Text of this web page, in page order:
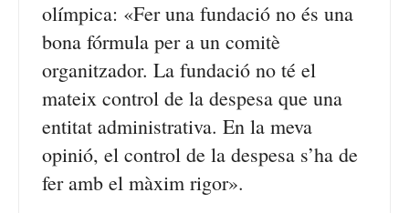
olímpica: «Fer una fundació no és una
bona fórmula per a un comitè
organitzador. La fundació no té el
mateix control de la despesa que una
entitat administrativa. En la meva
opinió, el control de la despesa s’ha de
fer amb el màxim rigor».